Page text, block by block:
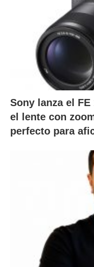
Sony lanza el FE
el lente con
perfecto para